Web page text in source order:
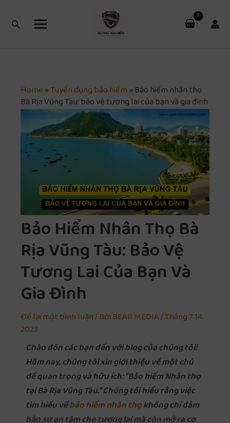
Tìm
Menu
Home»Tuyển dụng bảo hiểm»Bảo hiểm nhân thọ
Bà Rịa Vũng Tàu: bảo vệ tương lai của bạn và gia đình
Bảo Hiểm Nhân Thọ Bà
Rịa Vũng Tàu: Bảo Vệ
Tương Lai Của Bạn Và
Gia Đình
Để lại một bình luận/ BởiBEAR MEDIA/Tháng 7 14,
2023
Chào đón các bạn đến với blog của chúng tôi!
Hôm nay, chúng tôi xin giới thiệu về một chủ
đề quan trọng và hữu ích: “Bảo hiểm Nhân thọ
tại Bà Rịa Vũng Tàu.” Chúng tôi hiểu rằng việc
tìm hiểu vềbảo hiểm nhân thọkhông chỉ đảm